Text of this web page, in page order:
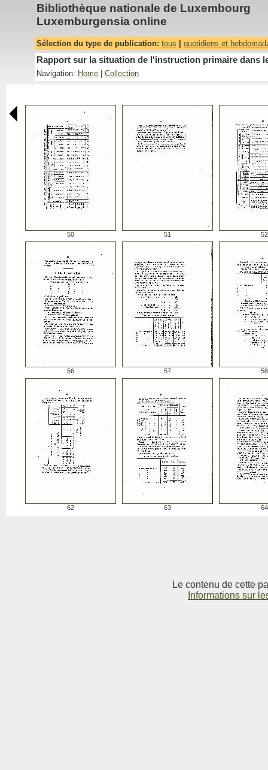
Bibliothèque nationale de Luxembourg
Luxemburgensia online
Sélection du type de publication: tous quotidiens et
Rapport sur la situation de l'instruction primaire dans
Navigation: Home Collection
50 51 52
56 57 58
62 63 64
Le contenu de cette
Informations sur